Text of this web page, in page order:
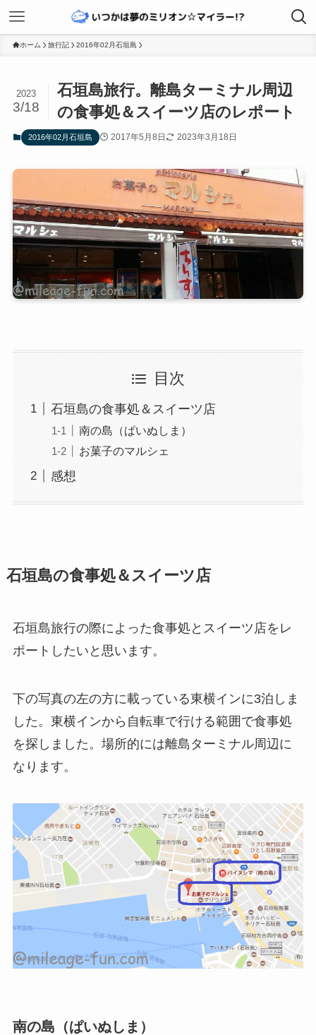
ホーム 旅行記 2016年02月石垣島
石垣島旅行。離島ターミナル周辺
の食事処＆スイーツ店のレポート
2023
3/18
2016年02月石垣島 2017年5月8日 2023年3月18日
目次
石垣島の食事処＆スイーツ店
南の島（ぱいぬしま）
お菓子のマルシェ
感想
石垣島の食事処＆スイーツ店
石垣島旅行の際によった食事処とスイーツ店をレ
ポートしたいと思います。
下の写真の左の方に載っている東横インに3泊しま
した。東横インから自転車で行ける範囲で食事処
を探しました。場所的には離島ターミナル周辺に
なります。
南の島（ぱいぬしま）